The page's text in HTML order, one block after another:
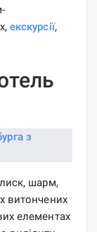
екскурсії,
шарм,
витончених
елементах